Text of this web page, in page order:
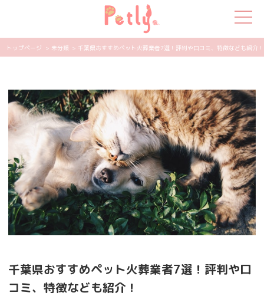
猫の特集
ペット用品
飼い主さんの悩み
ペットの気持ち
知って得する
エンタメ
トップページ > 未分類 > 千葉県おすすめペット火葬業者7選！評判や口コミ、特徴なども紹介
千葉県おすすめペット火葬業者7選！評判や口
コミ、特徴なども紹介！